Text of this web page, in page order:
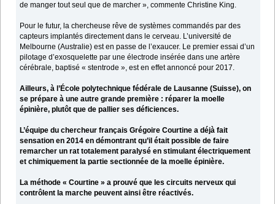
de manger tout seul que de marcher », commente Christine King.
Pour le futur, la chercheuse rêve de systèmes commandés par des
capteurs implantés directement dans le cerveau. L’université de
Melbourne (Australie) est en passe de l’exaucer. Le premier essai d’un
pilotage d’exosquelette par une électrode insérée dans une artère
cérébrale, baptisé « stentrode », est en effet annoncé pour 2017.
Ailleurs, à l’École polytechnique fédérale de Lausanne (Suisse), on
se prépare à une autre grande première : réparer la moelle
épinière, plutôt que de pallier ses déficiences.
L’équipe du chercheur français Grégoire Courtine a déjà fait
sensation en 2014 en démontrant qu’il était possible de faire
remarcher un rat totalement paralysé en stimulant électriquement
et chimiquement la partie sectionnée de la moelle épinière.
La méthode « Courtine » a prouvé que les circuits nerveux qui
contrôlent la marche peuvent ainsi être réactivés.